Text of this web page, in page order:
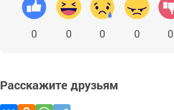
0 0 0 0 0
Расскажите друзьям